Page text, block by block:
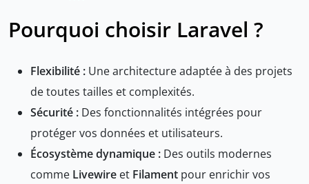
Pourquoi choisir Laravel ?
Flexibilité : Une architecture adaptée à des projets
de toutes tailles et complexités.
Sécurité : Des fonctionnalités intégrées pour
protéger vos données et utilisateurs.
Écosystème dynamique : Des outils modernes
comme Livewire et Filament pour enrichir vos